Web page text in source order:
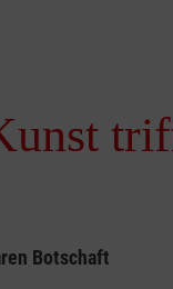
Botschaft